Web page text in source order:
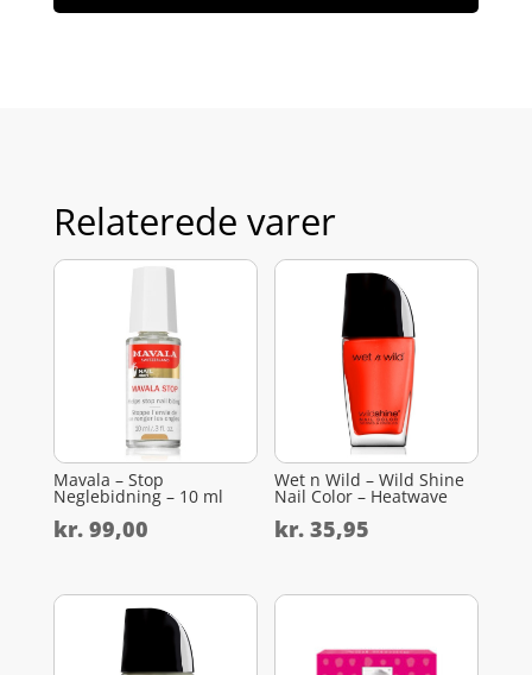
Relaterede varer
Mavala – Stop
Neglebidning – 10 ml
kr.99,00
Wet n Wild – Wild Shine
Nail Color – Heatwave
kr. 35,95